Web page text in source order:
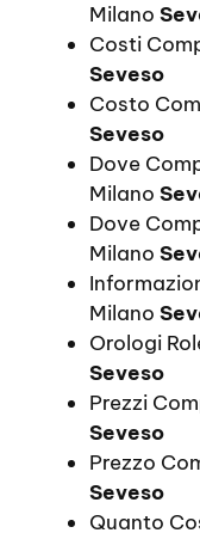
Milano
Costi
Seveso
Costo
Seveso
Dove
Milano
Dove
Milano
Milano
Orologi
Seveso
Prezzi
Seveso
Prezzo
Seveso
Quanto